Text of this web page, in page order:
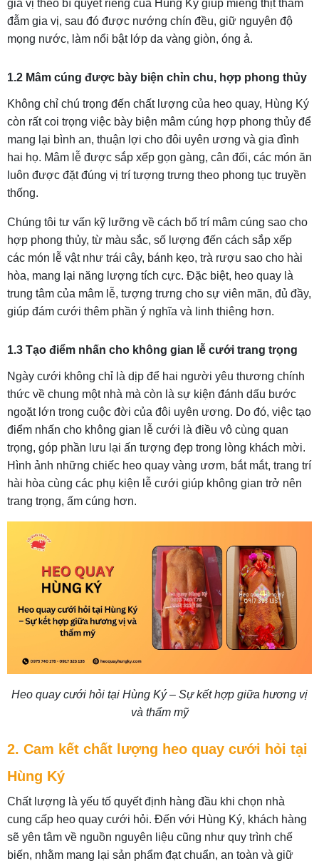
gia vị theo bí quyết riêng của Hùng Ký giúp miếng thịt thấm
đẫm gia vị, sau đó được nướng chín đều, giữ nguyên độ
mọng nước, làm nổi bật lớp da vàng giòn, óng ả.
1.2 Mâm cúng được bày biện chỉn chu, hợp phong thủy
Không chỉ chú trọng đến chất lượng của heo quay, Hùng Ký
còn rất coi trọng việc bày biện mâm cúng hợp phong thủy để
mang lại bình an, thuận lợi cho đôi uyên ương và gia đình
hai họ. Mâm lễ được sắp xếp gọn gàng, cân đối, các món ăn
luôn được đặt đúng vị trí tượng trưng theo phong tục truyền
thống.
Chúng tôi tư vấn kỹ lưỡng về cách bố trí mâm cúng sao cho
hợp phong thủy, từ màu sắc, số lượng đến cách sắp xếp
các món lễ vật như trái cây, bánh kẹo, trà rượu sao cho hài
hòa, mang lại năng lượng tích cực. Đặc biệt, heo quay là
trung tâm của mâm lễ, tượng trưng cho sự viên mãn, đủ đầy,
giúp đám cưới thêm phần ý nghĩa và linh thiêng hơn.
1.3 Tạo điểm nhấn cho không gian lễ cưới trang trọng
Ngày cưới không chỉ là dịp để hai người yêu thương chính
thức về chung một nhà mà còn là sự kiện đánh dấu bước
ngoặt lớn trong cuộc đời của đôi uyên ương. Do đó, việc tạo
điểm nhấn cho không gian lễ cưới là điều vô cùng quan
trọng, góp phần lưu lại ấn tượng đẹp trong lòng khách mời.
Hình ảnh những chiếc heo quay vàng ươm, bắt mắt, trang trí
hài hòa cùng các phụ kiện lễ cưới giúp không gian trở nên
trang trọng, ấm cúng hơn.
Heo quay cưới hỏi tại Hùng Ký – Sự kết hợp giữa hương vị
và thẩm mỹ
2. Cam kết chất lượng heo quay cưới hỏi tại
Hùng Ký
Chất lượng là yếu tố quyết định hàng đầu khi chọn nhà
cung cấp heo quay cưới hỏi. Đến với Hùng Ký, khách hàng
sẽ yên tâm về nguồn nguyên liệu cũng như quy trình chế
biến, nhằm mang lại sản phẩm đạt chuẩn, an toàn và giữ